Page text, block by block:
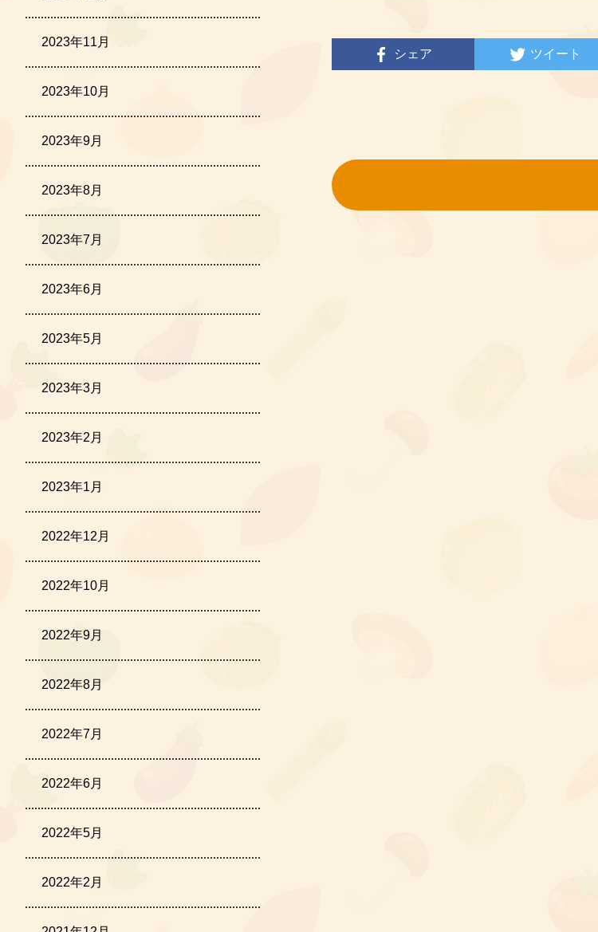
2023年11月
2023年10月
2023年9月
2023年8月
2023年7月
2023年6月
2023年5月
2023年3月
2023年2月
2023年1月
2022年12月
2022年10月
2022年9月
2022年8月
2022年7月
2022年6月
2022年5月
2022年2月
シェア ツイート